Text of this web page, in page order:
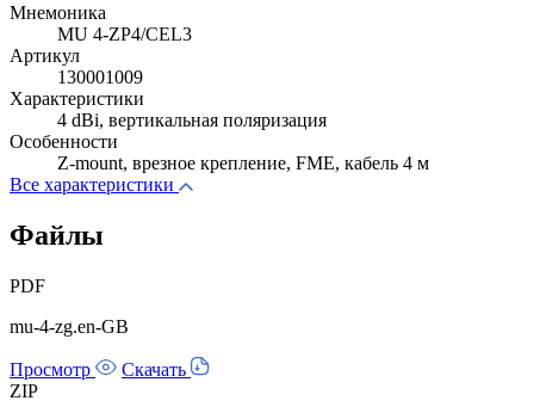
Мнемоника
MU 4-ZP4/CEL3
Артикул
130001009
Характеристики
4 dBi, вертикальная поляризация
Особенности
Z-mount, врезное крепление, FME, кабель 4 м
Все характеристики
Файлы
PDF
mu-4-zg.en-GB
Просмотр
Скачать
ZIP